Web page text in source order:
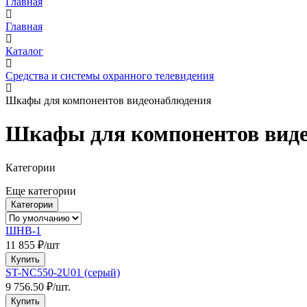
Главная
Каталог
Средства и системы охранного телевидения
Шкафы для компонентов видеонаблюдения
Шкафы для компонентов
Категории
Еще категории
Категории
ШНВ-1
11 855 ₽/шт
Купить
ST-NC550-2U01 (серый)
9 756.50 ₽/шт.
Купить